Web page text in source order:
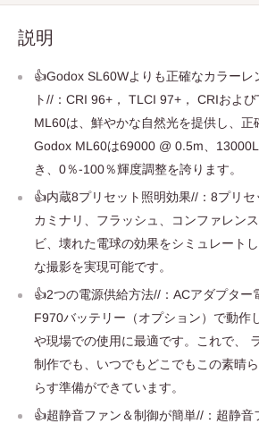
説明
👍Godox SL60Wよりも正確なカラーレ
ト//：CRI 96+， TLCI 97+， CRIおよ
ML60は、鮮やかな自然光を提供し、正
Godox ML60は69000 @ 0.5m、
き、0％-100％輝度調整を誇ります。
👍内蔵8プリセット照明効果//：8プリセ
カミナリ、フラッシュ、コンファレン
ビ、壊れた電球の効果をシミュレート
な撮影を実現可能です。
👍2つの電源供給方法//：ACアダプター
F970バッテリー（オプション）で動作
や現場での使用に最適です。これで、
制作でも、いつでもどこでもこの素晴
らす準備ができています。
👍超静音ファン＆制御が簡単//：超静